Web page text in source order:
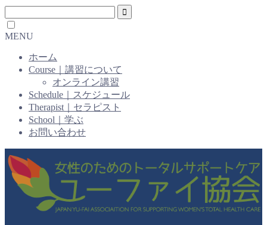
MENU
ホーム
Course｜講習について
オンライン講習
Schedule｜スケジュール
Therapist｜セラピスト
School｜学ぶ
お問い合わせ